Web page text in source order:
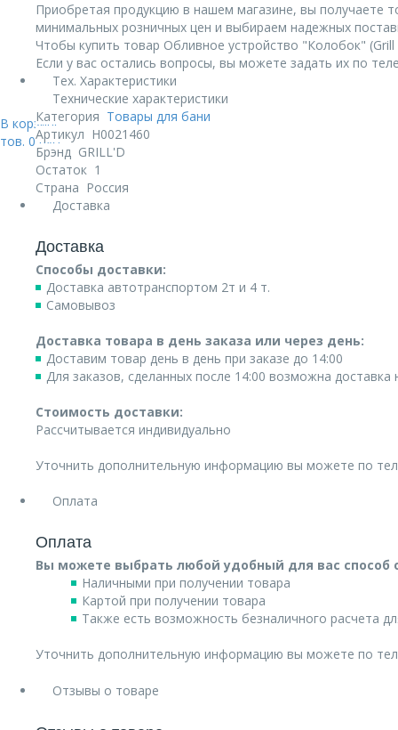
В корзине:
тов. 0руб.
Приобретая продукцию в нашем магазине, вы получаете
минимальных розничных цен и выбираем надежных
Чтобы купить товар Обливное устройство "Колобок"
Если у вас остались вопросы, вы можете задать их по
Тех. Характеристики
Технические характеристики
Категория Товары для бани
Артикул Н0021460
Брэнд GRILL'D
Остаток 1
Страна Россия
Доставка
Доставка
Способы доставки:
Доставка автотранспортом 2т и 4 т.
Самовывоз
Доставка товара в день заказа или через день:
Доставим товар день в день при заказе до 14:00
Для заказов, сделанных после 14:00 возможна
Стоимость доставки:
Рассчитывается индивидуально
Уточнить дополнительную информацию вы можете по
Оплата
Оплата
Вы можете выбрать любой удобный для вас способ
Наличными при получении товара
Картой при получении товара
Также есть возможность безналичного расчета
Уточнить дополнительную информацию вы можете по
Отзывы о товаре